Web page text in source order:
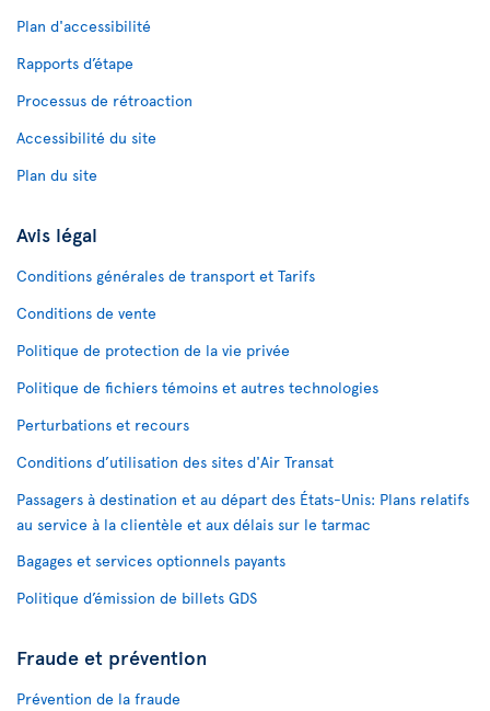
Plan d'accessibilité
Rapports d’étape
Processus de rétroaction
Accessibilité du site
Plan du site
Avis légal
Conditions générales de transport et Tarifs
Conditions de vente
Politique de protection de la vie privée
Politique de fichiers témoins et autres technologies
Perturbations et recours
Conditions d’utilisation des sites d'Air Transat
Passagers à destination et au départ des États-Unis: Plans relatifs
au service à la clientèle et aux délais sur le tarmac
Bagages et services optionnels payants
Politique d’émission de billets GDS
Fraude et prévention
Prévention de la fraude